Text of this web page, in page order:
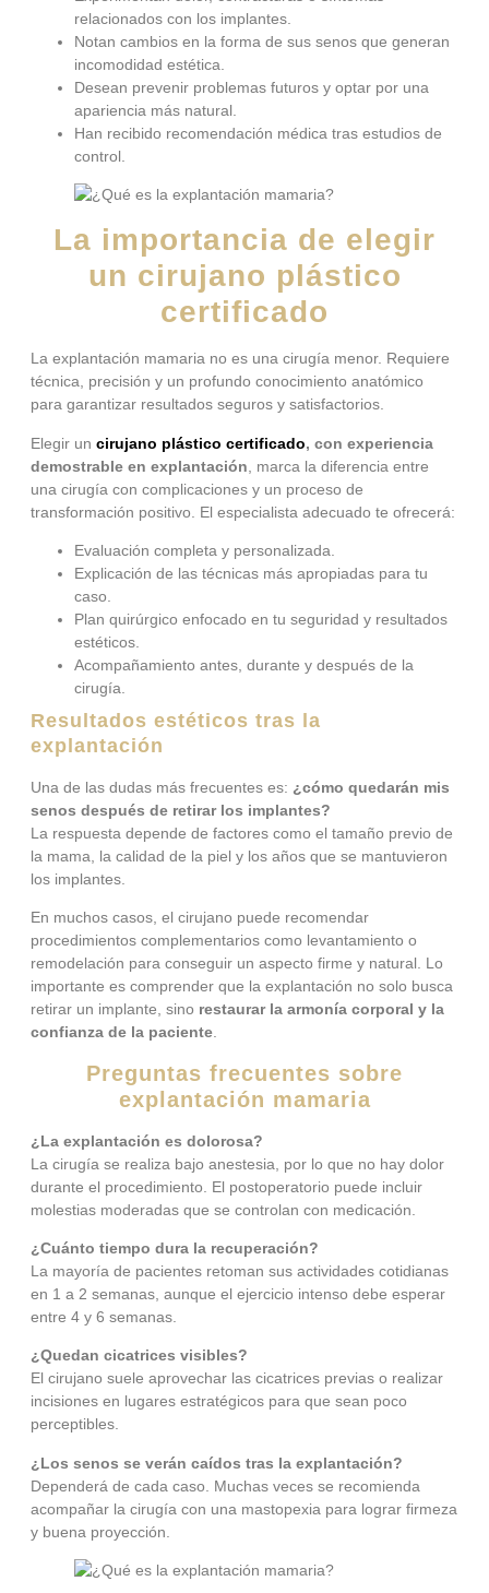
relacionados con los implantes.
Notan cambios en la forma de sus senos que generan
incomodidad estética.
Desean prevenir problemas futuros y optar por una
apariencia más natural.
Han recibido recomendación médica tras estudios de
control.
La importancia de elegir
un cirujano plástico
certificado
La explantación mamaria no es una cirugía menor. Requiere
técnica, precisión y un profundo conocimiento anatómico
para garantizar resultados seguros y satisfactorios.
Elegir un cirujano plástico certificado, con experiencia
demostrable en explantación , marca la diferencia entre
una cirugía con complicaciones y un proceso de
transformación positivo. El especialista adecuado te ofrecerá:
Evaluación completa y personalizada.
Explicación de las técnicas más apropiadas para tu
caso.
Plan quirúrgico enfocado en tu seguridad y resultados
estéticos.
Acompañamiento antes, durante y después de la
cirugía.
Resultados estéticos tras la
explantación
Una de las dudas más frecuentes es: ¿cómo quedarán mis
senos después de retirar los implantes?
La respuesta depende de factores como el tamaño previo de
la mama, la calidad de la piel y los años que se mantuvieron
los implantes.
En muchos casos, el cirujano puede recomendar
procedimientos complementarios como levantamiento o
remodelación para conseguir un aspecto firme y natural. Lo
importante es comprender que la explantación no solo busca
retirar un implante, sino restaurar la armonía corporal y la
confianza de la paciente.
Preguntas frecuentes sobre
explantación mamaria
¿La explantación es dolorosa?
La cirugía se realiza bajo anestesia, por lo que no hay dolor
durante el procedimiento. El postoperatorio puede incluir
molestias moderadas que se controlan con medicación.
¿Cuánto tiempo dura la recuperación?
La mayoría de pacientes retoman sus actividades cotidianas
en 1 a 2 semanas, aunque el ejercicio intenso debe esperar
entre 4 y 6 semanas.
¿Quedan cicatrices visibles?
El cirujano suele aprovechar las cicatrices previas o realizar
incisiones en lugares estratégicos para que sean poco
perceptibles.
¿Los senos se verán caídos tras la explantación?
Dependerá de cada caso. Muchas veces se recomienda
acompañar la cirugía con una mastopexia para lograr firmeza
y buena proyección.